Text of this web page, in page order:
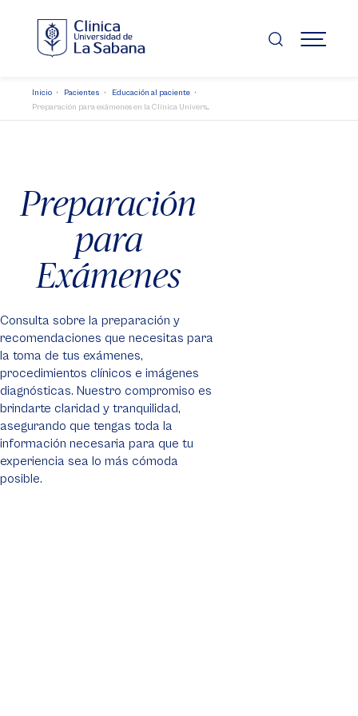
contenido
principal
MENÚ
Inicio Pacientes
Educación al paciente
Preparación para exámenes en la Clínica Univers...
Preparación
para
Exámenes
Consulta sobre la preparación y
recomendaciones que necesitas para
la toma de tus exámenes,
procedimientos clínicos e imágenes
diagnósticas. Nuestro compromiso es
brindarte claridad y tranquilidad,
asegurando que tengas toda la
información necesaria para que tu
experiencia sea lo más cómoda
posible.